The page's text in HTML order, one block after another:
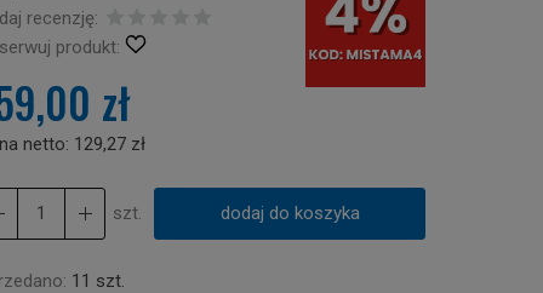
recenzję:
produkt:
zł
netto: 129,27 zł
szt. dodaj do koszyka
11 szt.